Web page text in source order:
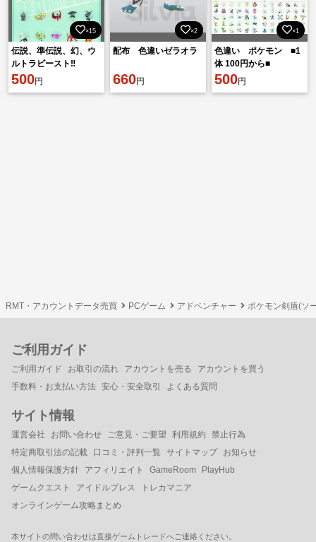
×15
伝説、準伝説、幻、ウ
ルトラビースト‼️
500円
×2
配布 色違いゼラオラ
660円
×1
色違い ポケモン ■1
体 100円から■
500円
RMT・アカウントデータ売買 PCゲーム アドベンチャー ポケモン剣盾(ソ
ご利用ガイド
ご利用ガイド お取引の流れ アカウントを売る
アカウントを買う
手数料・お支払い方法 安心・安全取引 よくある質問
サイト情報
運営会社 お問い合わせ ご意見・ご要望 利用規約
禁止行為
特定商取引法の記載
口コミ・評判一覧 サイトマップ
お知らせ
個人情報保護方針
アフィリエイト GameRoom
PlayHub
ゲームクエスト
アイドルプレス
トレカマニア
オンラインゲーム攻略まとめ
本サイトの問い合わせは直接ゲームトレードへご連絡ください。